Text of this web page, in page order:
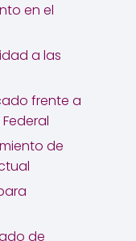
en el
a las
frente a
de
de